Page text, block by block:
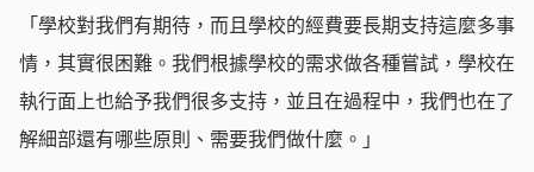
「學校對我們有期待，而且學校的經費要長期支持這麼多事
情，其實很困難。我們根據學校的需求做各種嘗試，學校在
執行面上也給予我們很多支持，並且在過程中，我們也在了
解細部還有哪些原則、需要我們做什麼。」